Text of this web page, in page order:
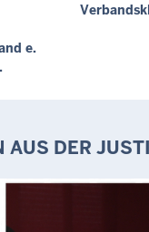
e.
DER